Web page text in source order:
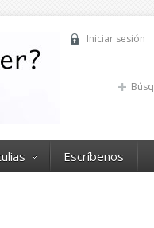
Iniciar sesión
Escríbenos